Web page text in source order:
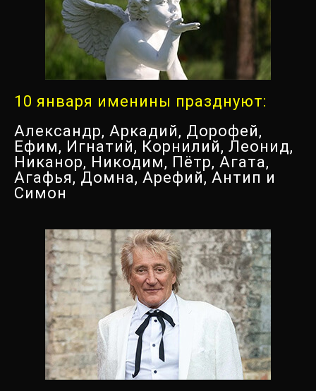
10 января именины празднуют:
Александр, Аркадий, Дорофей,
Ефим, Игнатий, Корнилий, Леонид,
Никанор, Никодим, Пётр, Агата,
Агафья, Домна, Арефий, Антип и
Симон